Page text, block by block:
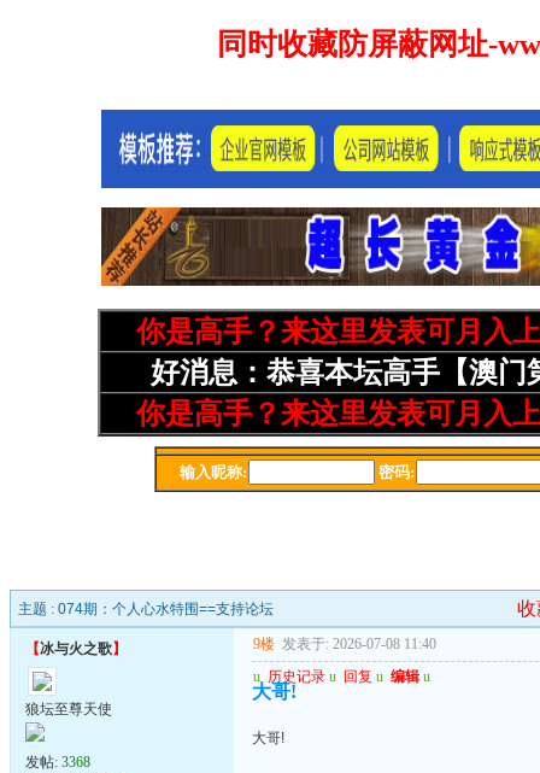
主题 : 074期：个人心水特围==支持论坛 收
【冰与火之歌】
狼坛至尊天使
发帖: 3368
9楼 发表于: 2026-07-08 11:40
u 历史记录 u 回复 u 编辑 u
大哥!
大哥!